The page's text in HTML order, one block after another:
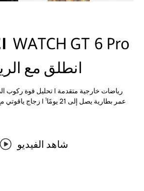
انطلق مع
رياضات خارجية متقدمة | تحليل قوة ركوب
عمر بطارية يصل إلى 21 يومًا
1 | زجاج ياقوتي
شاهد الفيديو